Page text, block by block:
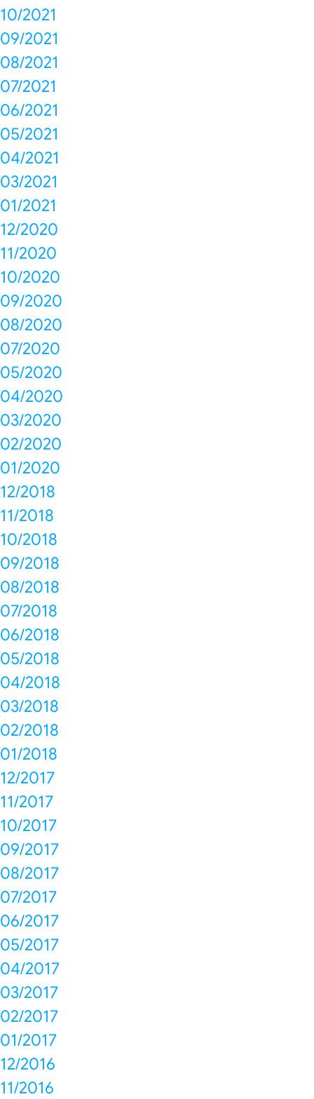
10/2021
09/2021
08/2021
07/2021
06/2021
05/2021
04/2021
03/2021
01/2021
12/2020
11/2020
10/2020
09/2020
08/2020
07/2020
05/2020
04/2020
03/2020
02/2020
01/2020
12/2018
11/2018
10/2018
09/2018
08/2018
07/2018
06/2018
05/2018
04/2018
03/2018
02/2018
01/2018
12/2017
11/2017
10/2017
09/2017
08/2017
07/2017
06/2017
05/2017
04/2017
03/2017
02/2017
01/2017
12/2016
11/2016